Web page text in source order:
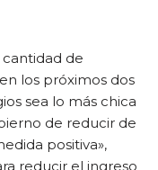
de
los próximos dos
sea lo más chica
de reducir de
positiva»,
reducir el ingreso